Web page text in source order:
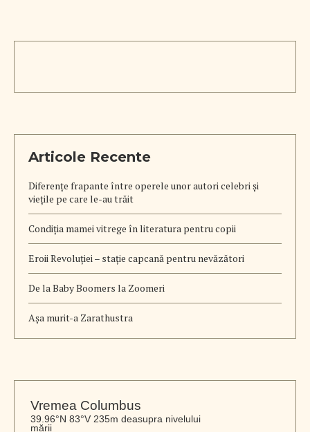
Articole Recente
Diferențe frapante între operele unor autori celebri și
viețile pe care le-au trăit
Condiția mamei vitrege în literatura pentru copii
Eroii Revoluției – stație capcană pentru nevăzători
De la Baby Boomers la Zoomeri
Aşa murit-a Zarathustra